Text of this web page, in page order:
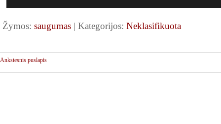
Žymos: saugumas | Kategorijos: Neklasifikuota
Ankstesnis puslapis